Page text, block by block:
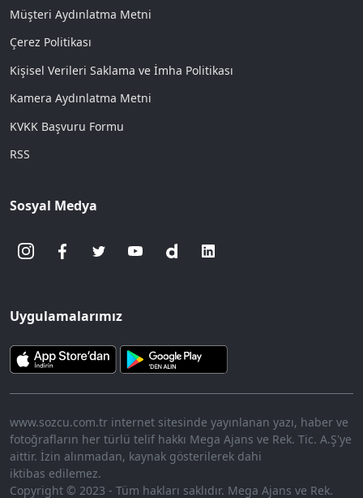
Müşteri Aydınlatma Metni
Çerez Politikası
Kişisel Verileri Saklama ve İmha Politikası
Kamera Aydınlatma Metni
KVKK Başvuru Formu
RSS
Sosyal Medya
Uygulamalarımız
www.sozcu.com.tr internet sitesinde yayınlanan yazı, haber ve
fotoğrafların her türlü telif hakkı Mega Ajans ve Rek. Tic. A.Ş'ye
aittir. İzin alınmadan, kaynak gösterilerek dahi
iktibas edilemez.
Copyright © 2023 - Tüm hakları saklıdır. Mega Ajans ve Rek.